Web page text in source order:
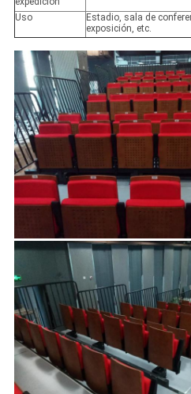
Uso
Estadio, sala de
exposición, etc.